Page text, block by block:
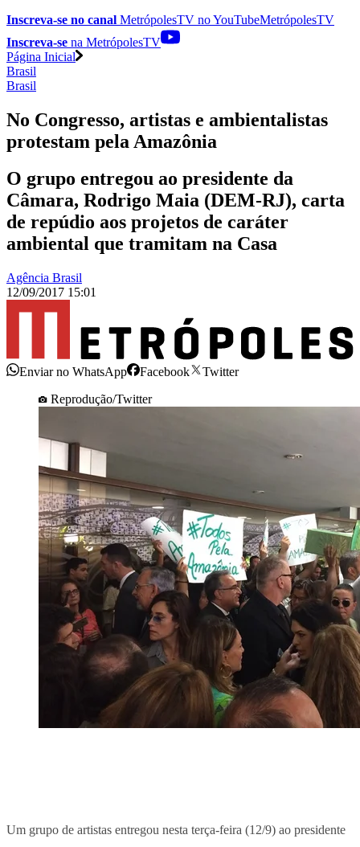
Inscreva-se no canal MetrópolesTV noYouTubeMetrópolesTV
Inscreva-se na MetrópolesTV
Página Inicial
Brasil
Brasil
No Congresso, artistas e ambientalistas
protestam pela Amazônia
O grupo entregou ao presidente da
Câmara, Rodrigo Maia (DEM-RJ), carta
de repúdio aos projetos de caráter
ambiental que tramitam na Casa
Agência Brasil
12/09/2017 15:01
Enviar no WhatsApp Facebook
Twitter
Reprodução/Twitter
Um grupo de artistas entregou nesta terça-feira (12/9) ao presidente